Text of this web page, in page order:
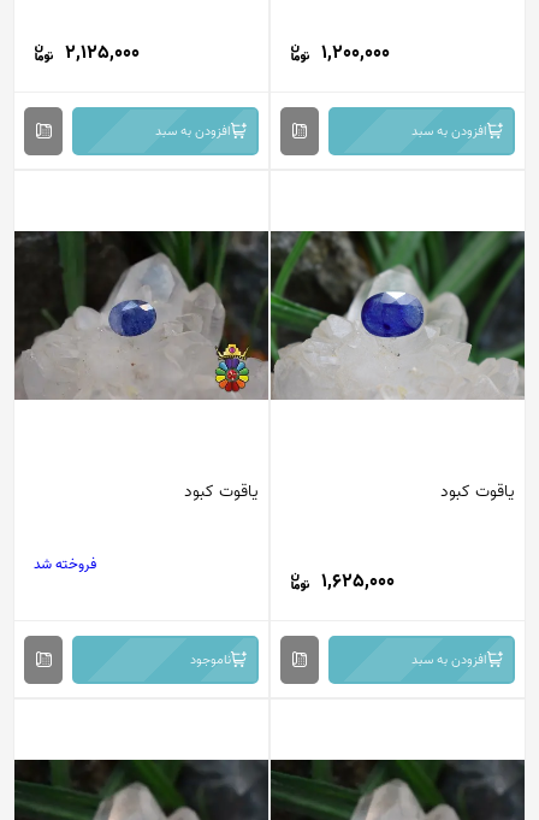
1,200,000
افزودن به سبد
2,125,000
افزودن به سبد
یاقوت کبود
1,625,000
افزودن به سبد
یاقوت کبود
فروخته شد
ناموجود